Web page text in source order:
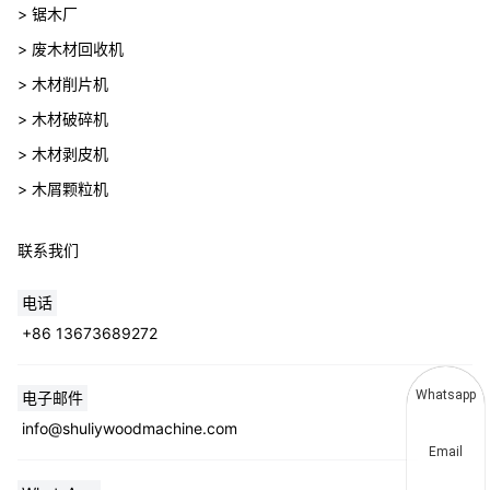
> 锯木厂
> 废木材回收机
> 木材削片机
> 木材破碎机
> 木材剥皮机
> 木屑颗粒机
联系我们
电话
+86 13673689272
电子邮件
info@shuliywoodmachine.com
Whatsapp
Email